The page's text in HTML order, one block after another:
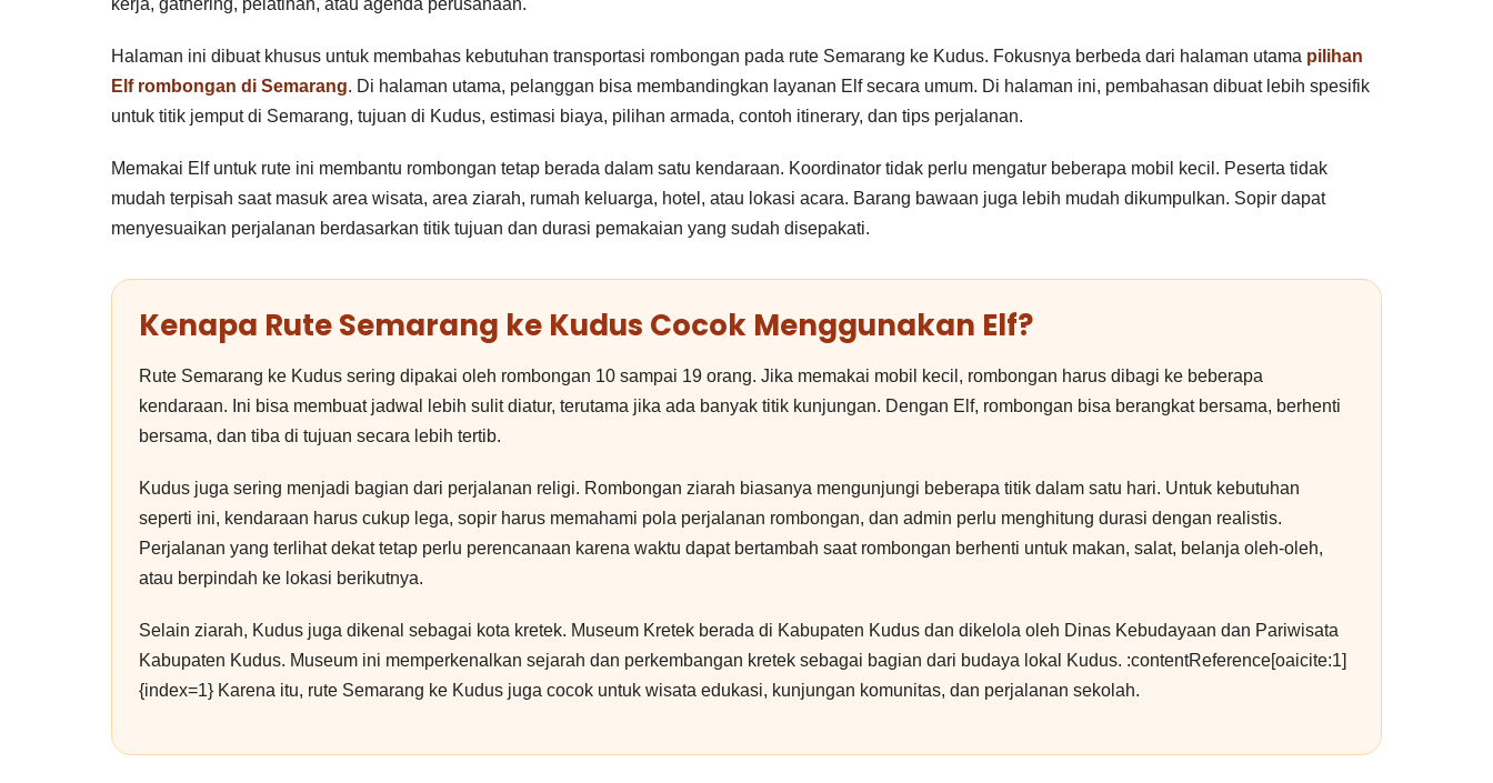
kerja, gathering, pelatihan, atau agenda perusahaan.
Halaman ini dibuat khusus untuk membahas kebutuhan transportasi rombongan pada rute Semarang ke Kudus. Fokusnya berbeda dari halaman utama pilihan
Elf rombongan di Semarang. Di halaman utama, pelanggan bisa membandingkan layanan Elf secara umum. Di halaman ini, pembahasan dibuat lebih spesifik
untuk titik jemput di Semarang, tujuan di Kudus, estimasi biaya, pilihan armada, contoh itinerary, dan tips perjalanan.
Memakai Elf untuk rute ini membantu rombongan tetap berada dalam satu kendaraan. Koordinator tidak perlu mengatur beberapa mobil kecil. Peserta tidak
mudah terpisah saat masuk area wisata, area ziarah, rumah keluarga, hotel, atau lokasi acara. Barang bawaan juga lebih mudah dikumpulkan. Sopir dapat
menyesuaikan perjalanan berdasarkan titik tujuan dan durasi pemakaian yang sudah disepakati.
Kenapa Rute Semarang ke Kudus Cocok Menggunakan Elf?
Rute Semarang ke Kudus sering dipakai oleh rombongan 10 sampai 19 orang. Jika memakai mobil kecil, rombongan harus dibagi ke beberapa
kendaraan. Ini bisa membuat jadwal lebih sulit diatur, terutama jika ada banyak titik kunjungan. Dengan Elf, rombongan bisa berangkat bersama, berhenti
bersama, dan tiba di tujuan secara lebih tertib.
Kudus juga sering menjadi bagian dari perjalanan religi. Rombongan ziarah biasanya mengunjungi beberapa titik dalam satu hari. Untuk kebutuhan
seperti ini, kendaraan harus cukup lega, sopir harus memahami pola perjalanan rombongan, dan admin perlu menghitung durasi dengan realistis.
Perjalanan yang terlihat dekat tetap perlu perencanaan karena waktu dapat bertambah saat rombongan berhenti untuk makan, salat, belanja oleh-oleh,
atau berpindah ke lokasi berikutnya.
Selain ziarah, Kudus juga dikenal sebagai kota kretek. Museum Kretek berada di Kabupaten Kudus dan dikelola oleh Dinas Kebudayaan dan Pariwisata
Kabupaten Kudus. Museum ini memperkenalkan sejarah dan perkembangan kretek sebagai bagian dari budaya lokal Kudus. :contentReference[oaicite:1]
{index=1} Karena itu, rute Semarang ke Kudus juga cocok untuk wisata edukasi, kunjungan komunitas, dan perjalanan sekolah.